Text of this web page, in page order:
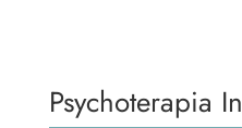
Psychoterapia